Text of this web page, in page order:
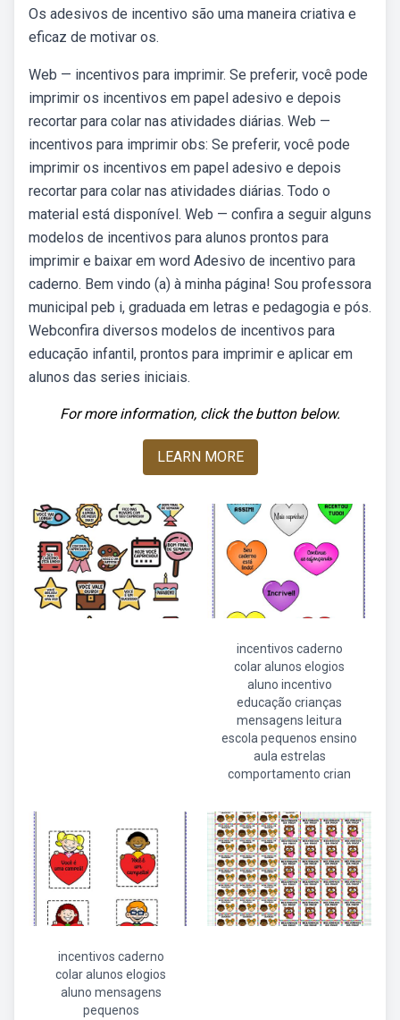
Os adesivos de incentivo são uma maneira criativa e
eficaz de motivar os.
Web — incentivos para imprimir. Se preferir, você pode
imprimir os incentivos em papel adesivo e depois
recortar para colar nas atividades diárias. Web —
incentivos para imprimir obs: Se preferir, você pode
imprimir os incentivos em papel adesivo e depois
recortar para colar nas atividades diárias. Todo o
material está disponível. Web — confira a seguir alguns
modelos de incentivos para alunos prontos para
imprimir e baixar em word Adesivo de incentivo para
caderno. Bem vindo (a) à minha página! Sou professora
municipal peb i, graduada em letras e pedagogia e pós.
Webconfira diversos modelos de incentivos para
educação infantil, prontos para imprimir e aplicar em
alunos das series iniciais.
For more information, click the button below.
LEARN MORE
incentivos caderno
colar alunos elogios
aluno incentivo
educação crianças
mensagens leitura
escola pequenos ensino
aula estrelas
comportamento crian
incentivos caderno
colar alunos elogios
aluno mensagens
pequenos